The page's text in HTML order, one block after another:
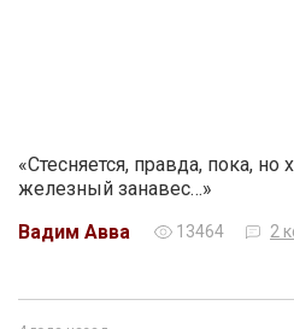
«Стесняется, правда, пока,
железный занавес…»
Вадим Авва
13464 2